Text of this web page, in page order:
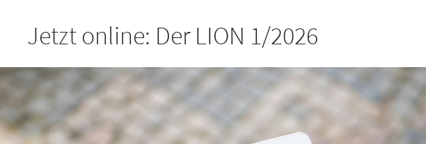
Jetzt online: Der LION 1/2026